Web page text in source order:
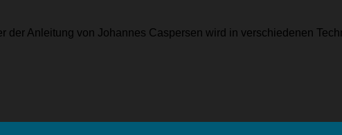
Anleitung von Johannes Caspersen wird in verschiedenen